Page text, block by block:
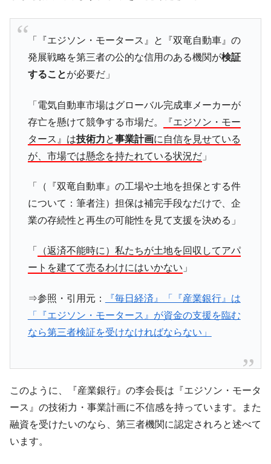
『Money1』
韓国政府『BYD』車への補助金を全廃 ⇒ 実
1.9倍！
在韓米国大使スティールが着韓！⇒ さっそ
く空港に詰めかけ「出て行け！」「極右勢力」のプラカー
ドを掲げる「在韓反米勢力」
ータセンター整備」⇒ だから無理だってば。
『Money1』
JPモルガン「韓国レバレッジETFの清算は
ほぼ終わった」
『Money1』
韓国『国民年金公団』株価暴落で200兆蒸
韓国政府「ニセＫ-ブランドを通報しようキ
ャンペーン」⇒ あの名物教授も登場！
夏の甲子園、優勝校を最も多く輩出している都道
府県とは？
Fact1 今話題の「楽天ライオンズ」とは？
Fact1 奇跡の毛色「白毛馬」とは？
Fact1
全て勝つといくら？ 競馬GI競走で勝利騎手がもら
Fact1 平成仮面ライダーの意外すぎるモチーフとは？
Fact1
発表から2日で大崩壊、鳴かず飛ばずに終わりそう
なスーパーリーグとは？
Fact1
日本人マスターズ挑戦の歴史。松山以前に最高位
だった選手とは？
「『エジソン・モータース』と『双竜自動車』の
発展戦略を第三者の公的な信用のある機関が検証
することが必要だ」
「電気自動車市場はグローバル完成車メーカーが
存亡を懸けて競争する市場だ。
『エジソン・モー
タース』は技術力と事業計画に自信を見せている
が、市場では懸念を持たれている状況だ」
「（『双竜自動車』の工場や土地を担保とする件
について：筆者注）担保は補完手段なだけで、企
業の存続性と再生の可能性を見て支援を決める」
「
（返済不能時に）私たちが土地を回収してアパ
ートを建てて売るわけにはいかない 」
⇒参照・引用元：
『毎日経済』「『産業銀行』は
「『エジソン・モータース』が資金の支援を臨む
なら第三者検証を受けなければならない」
このように、『産業銀行』の李会長は『エジソン・モータ
ース』の技術力・事業計画に不信感を持っています。また
融資を受けたいのなら、第三者機関に認定されろと述べて
います。